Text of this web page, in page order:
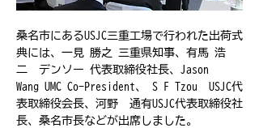
桑名市にあるUSJC三重工場で行われた出荷式
典には、一見 勝之 三重県知事、有馬 浩
二　デンソー 代表取締役社長、Jason
Wang UMC Co-President、 S F Tzou　USJC代
表取締役会長、河野　通有USJC代表取締役社
長、桑名市長などが出席しました。